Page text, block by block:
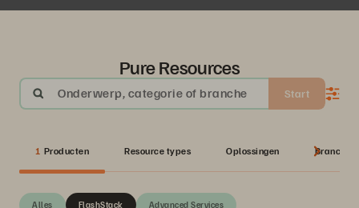
Pure Resources
Onderwerp, categorie of branche Start
1 Producten Resource types Oplossingen Branches
Alles Advanced Services
FlashStack